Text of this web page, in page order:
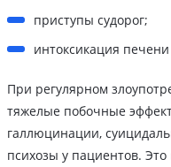
приступы судорог;
интоксикация
При регулярном
тяжелые побочные
галлюцинации,
психозы у пациентов.